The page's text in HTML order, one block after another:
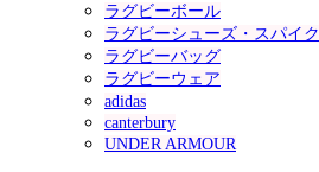
ラグビーボール
ラグビーシューズ・スパイク
ラグビーバッグ
ラグビーウェア
adidas
canterbury
UNDER ARMOUR